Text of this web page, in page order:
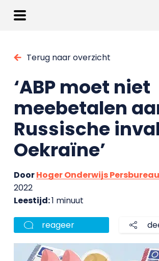
Terug naar overzicht
‘ABP moet niet
meebetalen
Russische
Oekraïne’
DoorHoger Onderwijs Persbureau
2022
Leestijd:1 minuut
reageer